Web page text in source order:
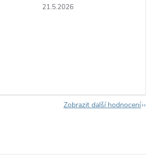
21.5.2026
Zobrazit další hodnocení